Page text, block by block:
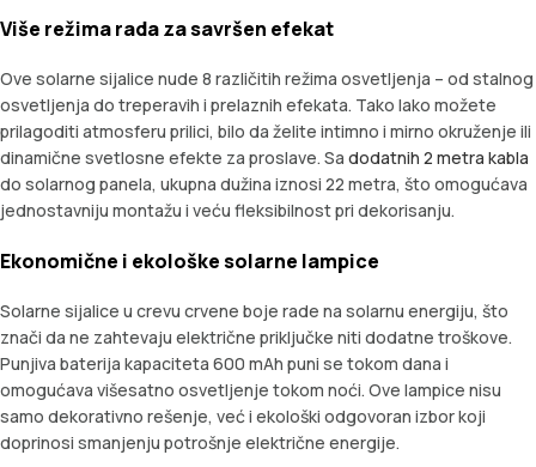
Više režima rada za savršen efekat
Ove solarne sijalice nude 8 različitih režima osvetljenja – od stalnog
osvetljenja do treperavih i prelaznih efekata. Tako lako možete
prilagoditi atmosferu prilici, bilo da želite intimno i mirno okruženje ili
dinamične svetlosne efekte za proslave. Sa dodatnih 2 metra kabla
do solarnog panela, ukupna dužina iznosi 22 metra, što omogućava
jednostavniju montažu i veću fleksibilnost pri dekorisanju.
Ekonomične i ekološke solarne lampice
Solarne sijalice u crevu crvene boje rade na solarnu energiju, što
znači da ne zahtevaju električne priključke niti dodatne troškove.
Punjiva baterija kapaciteta 600 mAh puni se tokom dana i
omogućava višesatno osvetljenje tokom noći. Ove lampice nisu
samo dekorativno rešenje, već i ekološki odgovoran izbor koji
doprinosi smanjenju potrošnje električne energije.